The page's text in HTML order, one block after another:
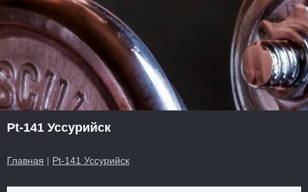
Pt-141 Уссурийск
Главная | Pt-141 Уссурийск